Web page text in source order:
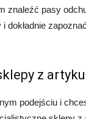
znaleźć pasy
dokładnie
z
podejściu i